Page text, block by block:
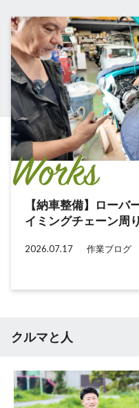
【納車整備】ローバ
イミングチェーン周
2026.07.17 作業ブログ
【納車整備】ローバ
ーバーホール
2026.07.03 作業ブログ
クラシックミニを次
新体制のお知らせ
2023.07.29 クルマと人
「mini×観光」で新
たな観光資源を産む
2023.02.27 クルマと人
クルマと人